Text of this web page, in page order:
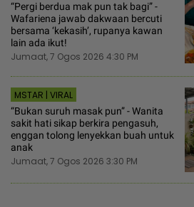
“Pergi berdua mak pun tak bagi” -
Wafariena jawab dakwaan bercuti
bersama ‘kekasih’, rupanya kawan
lain ada ikut!
Jumaat, 7 Ogos 2026 4:30 PM
MSTAR | VIRAL
“Bukan suruh masak pun” - Wanita
sakit hati sikap berkira pengasuh,
enggan tolong lenyekkan buah untuk
anak
Jumaat, 7 Ogos 2026 3:30 PM